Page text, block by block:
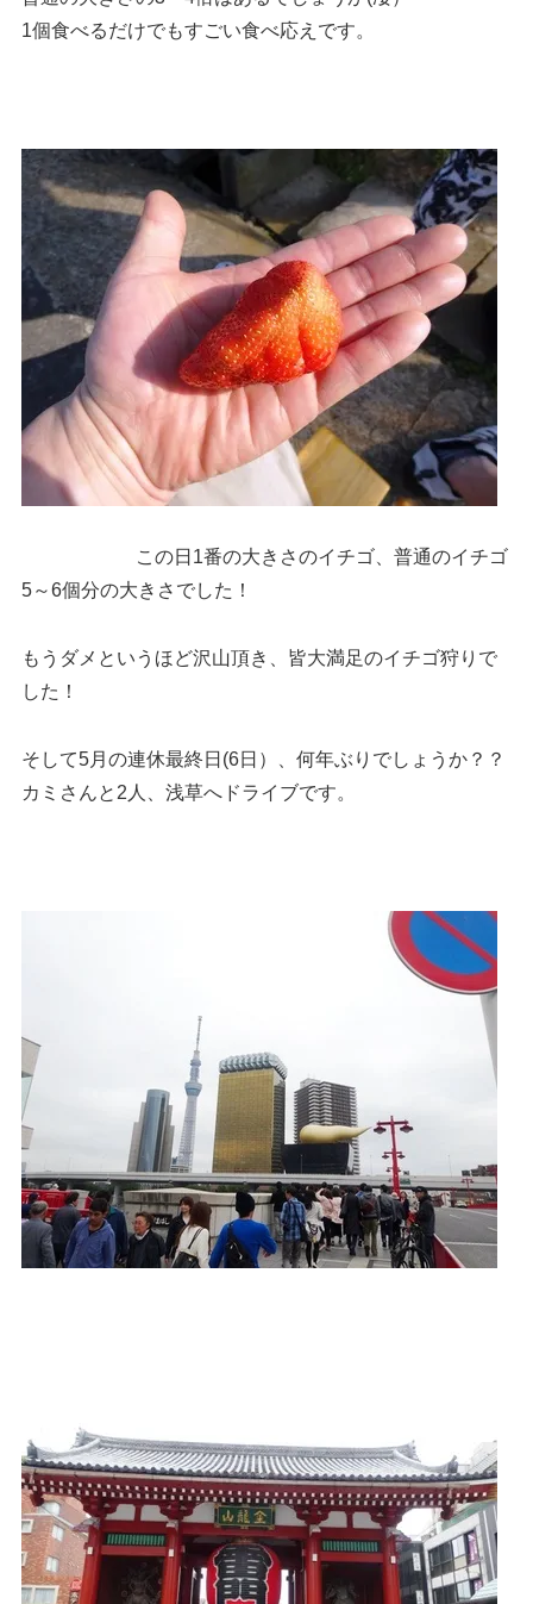
1個食べるだけでもすごい食べ応えです。
この日1番の大きさのイチゴ、普通のイチゴ
5～6個分の大きさでした！
もうダメというほど沢山頂き、皆大満足のイチゴ狩りで
した！
そして5月の連休最終日(6日）、何年ぶりでしょうか？？
カミさんと2人、浅草へドライブです。